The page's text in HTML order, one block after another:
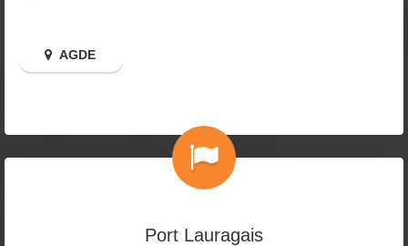
AGDE
Port Lauragais